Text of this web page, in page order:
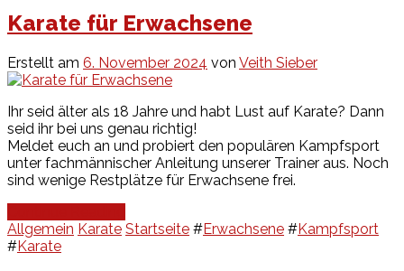
Karate für Erwachsene
Erstellt am 6. November 2024 von Veith Sieber
Ihr seid älter als 18 Jahre und habt Lust auf Karate? Dann
seid ihr bei uns genau richtig!
Meldet euch an und probiert den populären Kampfsport
unter fachmännischer Anleitung unserer Trainer aus. Noch
sind wenige Restplätze für Erwachsene frei.
Allgemein Karate Startseite #Erwachsene #Kampfsport
#Karate